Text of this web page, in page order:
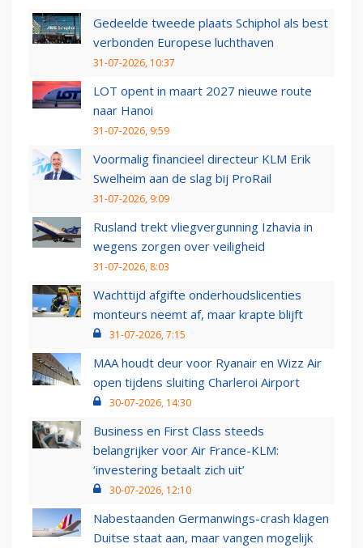
Gedeelde tweede plaats Schiphol als best
verbonden Europese luchthaven
31-07-2026, 10:37
LOT opent in maart 2027 nieuwe route
naar Hanoi
31-07-2026, 9:59
Voormalig financieel directeur KLM Erik
Swelheim aan de slag bij ProRail
31-07-2026, 9:09
Rusland trekt vliegvergunning Izhavia in
wegens zorgen over veiligheid
31-07-2026, 8:03
Wachttijd afgifte onderhoudslicenties
monteurs neemt af, maar krapte blijft
31-07-2026, 7:15
MAA houdt deur voor Ryanair en Wizz Air
open tijdens sluiting Charleroi Airport
30-07-2026, 14:30
Business en First Class steeds
belangrijker voor Air France-KLM:
‘investering betaalt zich uit’
30-07-2026, 12:10
Nabestaanden Germanwings-crash klagen
Duitse staat aan, maar vangen mogelijk